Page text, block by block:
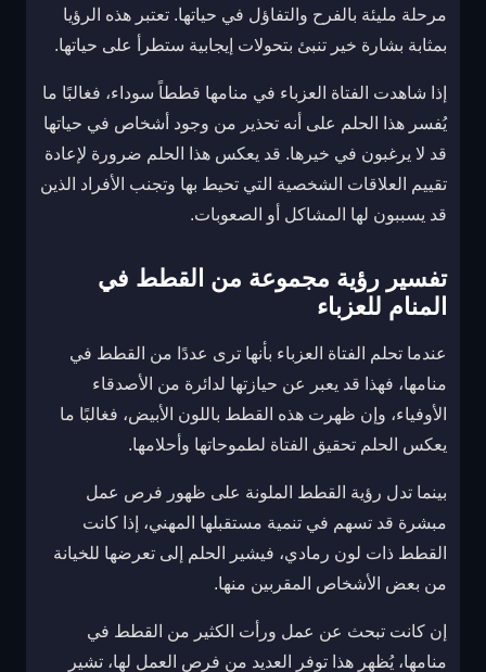
مرحلة مليئة بالفرح والتفاؤل في حياتها. تعتبر هذه الرؤيا
بمثابة بشارة خير تنبئ بتحولات إيجابية ستطرأ على حياتها.
إذا شاهدت الفتاة العزباء في منامها قططاً سوداء، فغالبًا ما
يُفسر هذا الحلم على أنه تحذير من وجود أشخاص في حياتها
قد لا يرغبون في خيرها. قد يعكس هذا الحلم ضرورة لإعادة
تقييم العلاقات الشخصية التي تحيط بها وتجنب الأفراد الذين
قد يسببون لها المشاكل أو الصعوبات.
تفسير رؤية مجموعة من القطط في
المنام للعزباء
عندما تحلم الفتاة العزباء بأنها ترى عددًا من القطط في
منامها، فهذا قد يعبر عن حيازتها لدائرة من الأصدقاء
الأوفياء، وإن ظهرت هذه القطط باللون الأبيض، فغالبًا ما
يعكس الحلم تحقيق الفتاة لطموحاتها وأحلامها.
بينما تدل رؤية القطط الملونة على ظهور فرص عمل
مبشرة قد تسهم في تنمية مستقبلها المهني، إذا كانت
القطط ذات لون رمادي، فيشير الحلم إلى تعرضها للخيانة
من بعض الأشخاص المقربين منها.
إن كانت تبحث عن عمل ورأت الكثير من القطط في
منامها، يُظهر هذا توفر العديد من فرص العمل لها، تشير